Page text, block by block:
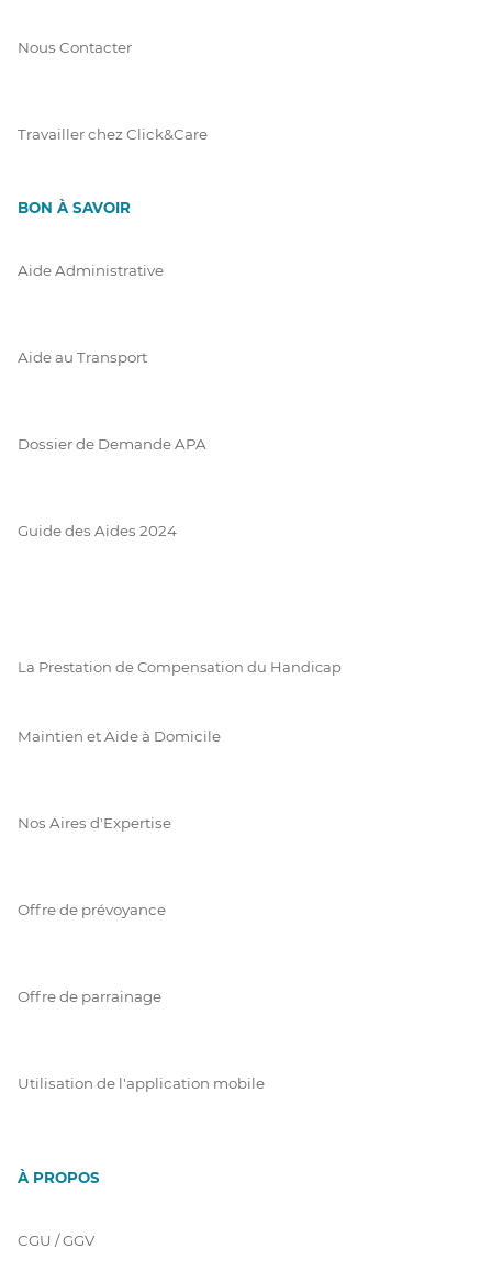
Nous Contacter
Travailler chez Click&Care
BON À SAVOIR
Aide Administrative
Aide au Transport
Dossier de Demande APA
Guide des Aides 2024
La Prestation de Compensation du Handicap
Maintien et Aide à Domicile
Nos Aires d'Expertise
Offre de prévoyance
Offre de parrainage
Utilisation de l'application mobile
À PROPOS
CGU / GGV